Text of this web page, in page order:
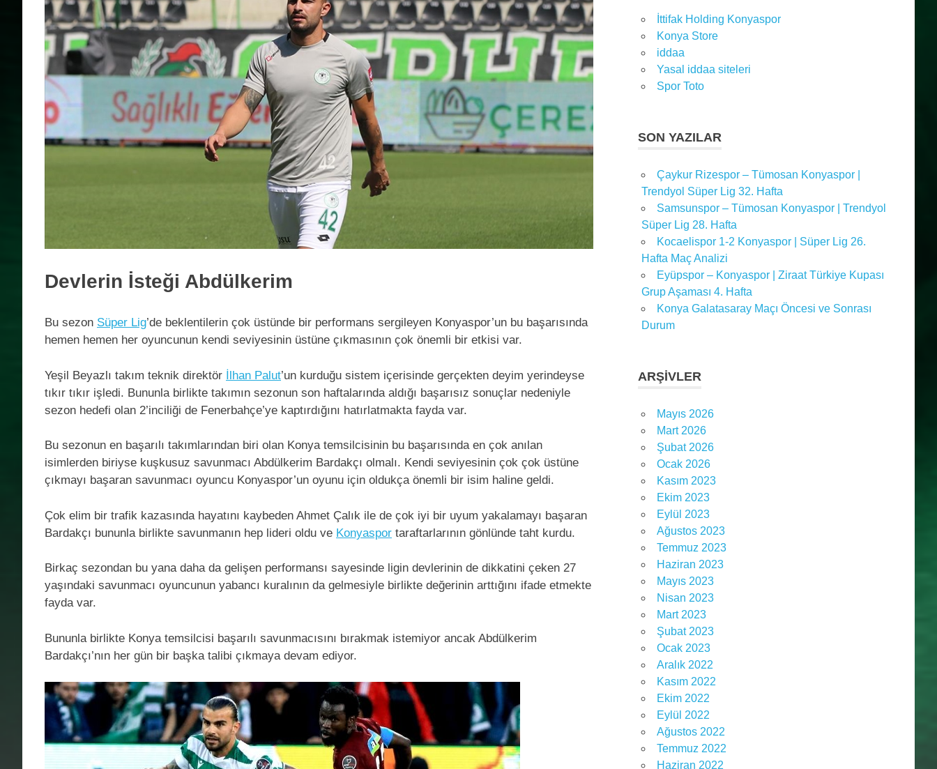
Devlerin İsteği Abdülkerim
Bu sezon Süper Lig’de beklentilerin çok üstünde bir performans sergileyen Konyaspor’un bu başarısında
hemen hemen her oyuncunun kendi seviyesinin üstüne çıkmasının çok önemli bir etkisi var.
Yeşil Beyazlı takım teknik direktör İlhan Palut’un kurduğu sistem içerisinde gerçekten deyim yerindeyse
tıkır tıkır işledi. Bununla birlikte takımın sezonun son haftalarında aldığı başarısız sonuçlar nedeniyle
sezon hedefi olan 2’inciliği de Fenerbahçe’ye kaptırdığını hatırlatmakta fayda var.
Bu sezonun en başarılı takımlarından biri olan Konya temsilcisinin bu başarısında en çok anılan
isimlerden biriyse kuşkusuz savunmacı Abdülkerim Bardakçı olmalı. Kendi seviyesinin çok çok üstüne
çıkmayı başaran savunmacı oyuncu Konyaspor’un oyunu için oldukça önemli bir isim haline geldi.
Çok elim bir trafik kazasında hayatını kaybeden Ahmet Çalık ile de çok iyi bir uyum yakalamayı başaran
Bardakçı bununla birlikte savunmanın hep lideri oldu ve Konyaspor taraftarlarının gönlünde taht kurdu.
Birkaç sezondan bu yana daha da gelişen performansı sayesinde ligin devlerinin de dikkatini çeken 27
yaşındaki savunmacı oyuncunun yabancı kuralının da gelmesiyle birlikte değerinin arttığını ifade etmekte
fayda var.
Bununla birlikte Konya temsilcisi başarılı savunmacısını bırakmak istemiyor ancak Abdülkerim
Bardakçı’nın her gün bir başka talibi çıkmaya devam ediyor.
İttifak Holding Konyaspor
Konya Store
iddaa
Yasal iddaa siteleri
Spor Toto
SON YAZILAR
Çaykur Rizespor – Tümosan Konyaspor |
Trendyol Süper Lig 32. Hafta
Samsunspor – Tümosan Konyaspor | Trendyol
Süper Lig 28. Hafta
Kocaelispor 1-2 Konyaspor | Süper Lig 26.
Hafta Maç Analizi
Eyüpspor – Konyaspor | Ziraat Türkiye Kupası
Grup Aşaması 4. Hafta
Konya Galatasaray Maçı Öncesi ve Sonrası
Durum
ARŞIVLER
Mayıs 2026
Mart 2026
Şubat 2026
Ocak 2026
Kasım 2023
Ekim 2023
Eylül 2023
Ağustos 2023
Temmuz 2023
Haziran 2023
Mayıs 2023
Nisan 2023
Mart 2023
Şubat 2023
Ocak 2023
Aralık 2022
Kasım 2022
Ekim 2022
Eylül 2022
Ağustos 2022
Temmuz 2022
Haziran 2022